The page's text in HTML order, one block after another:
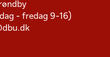
- fredag 9-16)